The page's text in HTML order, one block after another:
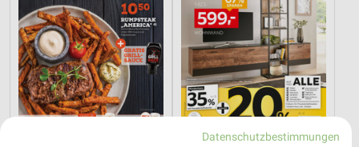
Datenschutzbestimmungen